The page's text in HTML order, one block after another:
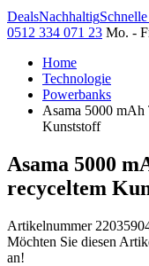
DealsNachhaltig
0512 334 071 23 Mo. -
Home
Technologie
Powerbanks
Asama 5000 mAh
Kunststoff
Asama 5000
recyceltem
Artikelnummer
Möchten Sie diesen
an!